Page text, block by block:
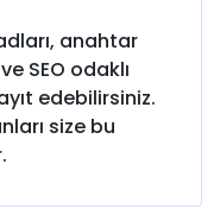
anahtar
SEO odaklı
edebilirsiniz.
size bu